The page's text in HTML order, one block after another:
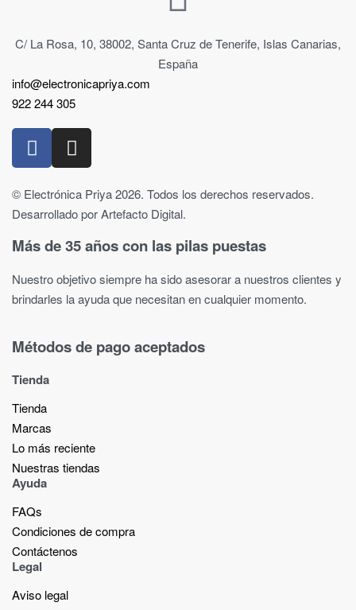
C/ La Rosa, 10, 38002, Santa Cruz de Tenerife, Islas Canarias,
España
info@electronicapriya.com
922 244 305
© Electrónica Priya 2026. Todos los derechos reservados.
Desarrollado por Artefacto Digital.
Más de 35 años con las pilas puestas
Nuestro objetivo siempre ha sido asesorar a nuestros clientes y
brindarles la ayuda que necesitan en cualquier momento.
Métodos de pago aceptados
Tienda
Tienda
Marcas
Lo más reciente​
Nuestras tiendas​
Ayuda
FAQs
Condiciones de compra
Contáctenos
Legal
Aviso legal